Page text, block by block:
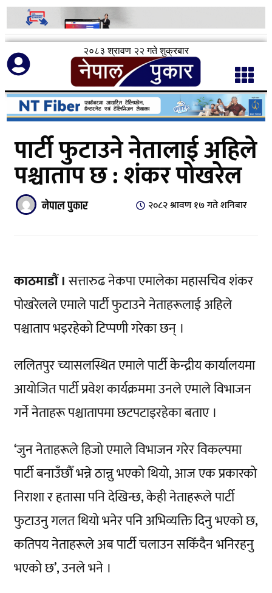
२०८३ श्रावण २२ गते शुक्रबार
पार्टी फुटाउने नेतालाई अहिले
पश्चाताप छ : शंकर पोखरेल
नेपाल पुकार २०८२ श्रावण १७ गते शनिबार
काठमाडौं ।सत्तारुढ नेकपा एमालेका महासचिव शंकर
पोखरेलले एमाले पार्टी फुटाउने नेताहरूलाई अहिले
पश्चाताप भइरहेको टिप्पणी गरेका छन् ।
ललितपुर च्यासलस्थित एमाले पार्टी केन्द्रीय कार्यालयमा
आयोजित पार्टी प्रवेश कार्यक्रममा उनले एमाले विभाजन
गर्ने नेताहरू पश्चातापमा छटपटाइरहेका बताए ।
‘जुन नेताहरूले हिजो एमाले विभाजन गरेर विकल्पमा
पार्टी बनाउँछौँ भन्ने ठान्नु भएको थियो, आज एक प्रकारको
निराशा र हतासा पनि देखिन्छ, केही नेताहरूले पार्टी
फुटाउनु गलत थियो भनेर पनि अभिव्यक्ति दिनु भएको छ,
कतिपय नेताहरूले अब पार्टी चलाउन सकिँदैन भनिरहनु
भएको छ’, उनले भने ।